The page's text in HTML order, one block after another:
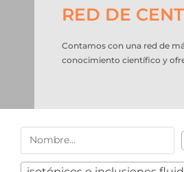
RED DE
Contamos con una red de
conocimiento científico y